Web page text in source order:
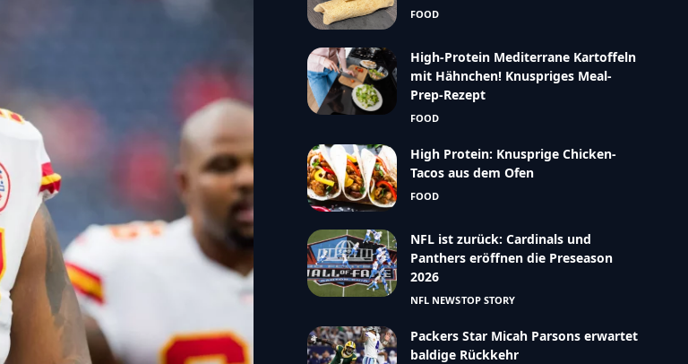
FOOD
High-Protein Mediterrane Kartoffeln
mit Hähnchen! Knuspriges Meal-
Prep-Rezept
FOOD
High Protein: Knusprige Chicken-
Tacos aus dem Ofen
FOOD
NFL ist zurück: Cardinals und
Panthers eröffnen die Preseason
2026
NFL NEWSTOP STORY
Packers Star Micah Parsons erwartet
baldige Rückkehr